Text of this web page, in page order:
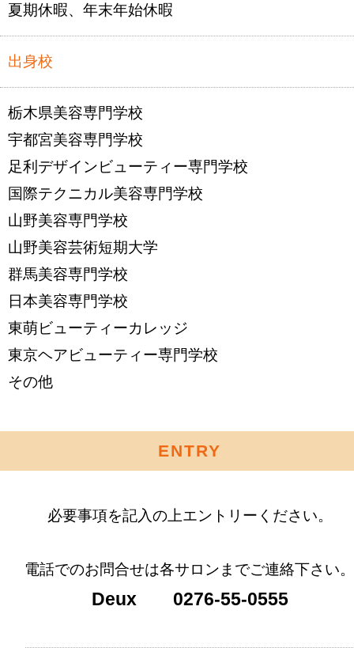
夏期休暇、年末年始休暇
出身校
栃木県美容専門学校
宇都宮美容専門学校
足利デザインビューティー専門学校
国際テクニカル美容専門学校
山野美容専門学校
山野美容芸術短期大学
群馬美容専門学校
日本美容専門学校
東萌ビューティーカレッジ
東京ヘアビューティー専門学校
その他
ENTRY
必要事項を記入の上エントリーください。
電話でのお問合せは各サロンまでご連絡下さい。
Deux 0276-55-0555